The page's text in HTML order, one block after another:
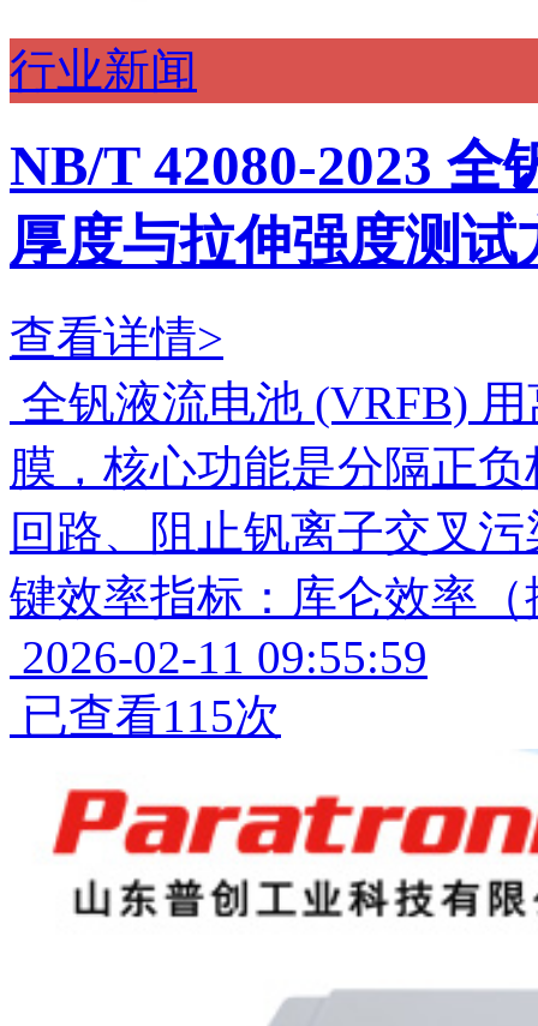
行业新闻
NB/T 42080-2023
厚度与拉伸强度测试
查看详情>
全钒液流电池 (VRFB)
膜，核心功能是分隔正
回路、阻止钒离子交叉
键效率指标：库仑效率（
2026-02-11 09:55:59
已查看115次